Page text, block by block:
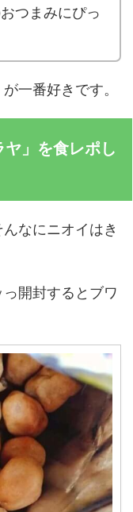
つまみにぴっ
一番好きです。
」を食レポし
なにニオイはき
開封するとブワ